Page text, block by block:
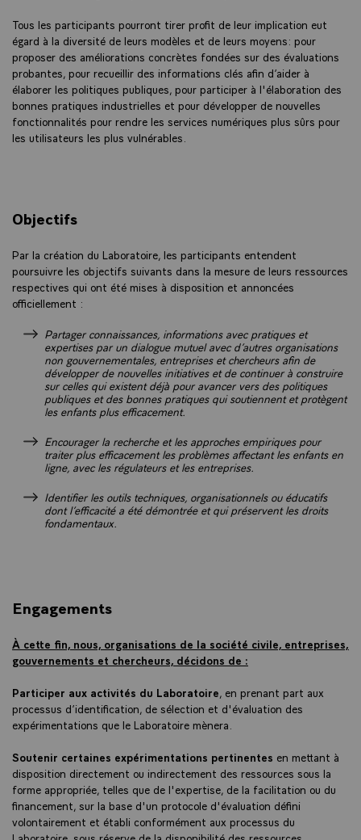
Tous les participants pourront tirer profit de leur implication eut
égard à la diversité de leurs modèles et de leurs moyens: pour
proposer des améliorations concrètes fondées sur des évaluations
probantes, pour recueillir des informations clés afin d’aider à
élaborer les politiques publiques, pour participer à l'élaboration des
bonnes pratiques industrielles et pour développer de nouvelles
fonctionnalités pour rendre les services numériques plus sûrs pour
les utilisateurs les plus vulnérables.
Objectifs
Par la création du Laboratoire, les participants entendent
poursuivre les objectifs suivants dans la mesure de leurs ressources
respectives qui ont été mises à disposition et annoncées
officiellement :
Partager connaissances, informations avec pratiques et
expertises par un dialogue mutuel avec d’autres organisations
non gouvernementales, entreprises et chercheurs afin de
développer de nouvelles initiatives et de continuer à construire
sur celles qui existent déjà pour avancer vers des politiques
publiques et des bonnes pratiques qui soutiennent et protègent
les enfants plus efficacement.
Encourager la recherche et les approches empiriques pour
traiter plus efficacement les problèmes affectant les enfants en
ligne, avec les régulateurs et les entreprises.
Identifier les outils techniques, organisationnels ou éducatifs
dont l’efficacité a été démontrée et qui préservent les droits
fondamentaux.
Engagements
À cette fin, nous, organisations de la société civile, entreprises,
gouvernements et chercheurs, décidons de :
Participer aux activités du Laboratoire , en prenant part aux
processus d’identification, de sélection et d'évaluation des
expérimentations que le Laboratoire mènera.
Soutenir certaines expérimentations pertinentes en mettant à
disposition directement ou indirectement des ressources sous la
forme appropriée, telles que de l'expertise, de la facilitation ou du
financement, sur la base d'un protocole d'évaluation défini
volontairement et établi conformément aux processus du